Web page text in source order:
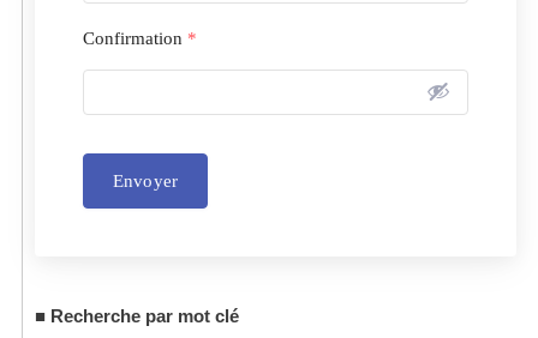
Confirmation *
Envoyer
Recherche par mot clé